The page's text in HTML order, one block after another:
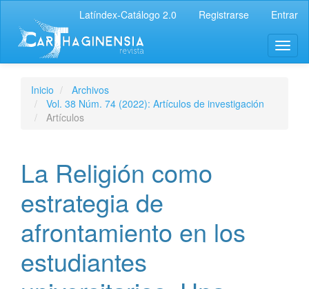
Latíndex-Catálogo 2.0 Registrarse Entrar
Inicio
Archivos
Vol. 38 Núm. 74 (2022): Artículos de investigación
Artículos
La Religión como
estrategia de
afrontamiento en los
estudiantes